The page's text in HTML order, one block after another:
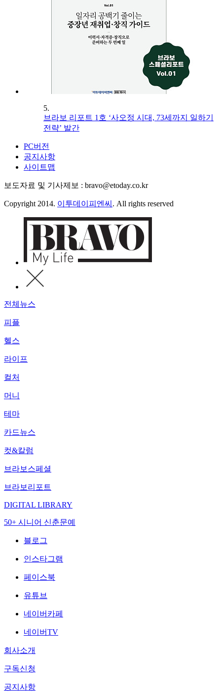
5.
브라보 리포트 1호 ‘사오정 시대, 73세까지 일하기
전략’ 발간
PC버전
공지사항
사이트맵
보도자료 및 기사제보 : bravo@etoday.co.kr
Copyright 2014. 이투데이피엔씨 . All rights reserved
전체뉴스
피플
헬스
라이프
컬처
머니
테마
카드뉴스
컷&칼럼
브라보스페셜
브라보리포트
DIGITAL LIBRARY
50+ 시니어 신춘문예
블로그
인스타그램
페이스북
유튜브
네이버카페
네이버TV
회사소개
구독신청
공지사항